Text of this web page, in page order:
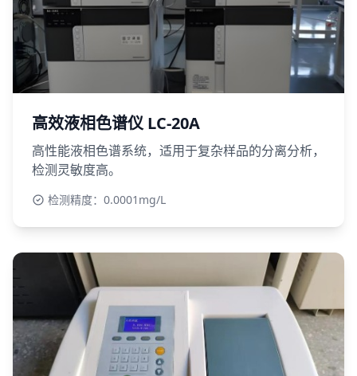
高效液相色谱仪 LC-20A
高性能液相色谱系统，适用于复杂样品的分离分析，
检测灵敏度高。
检测精度：0.0001mg/L